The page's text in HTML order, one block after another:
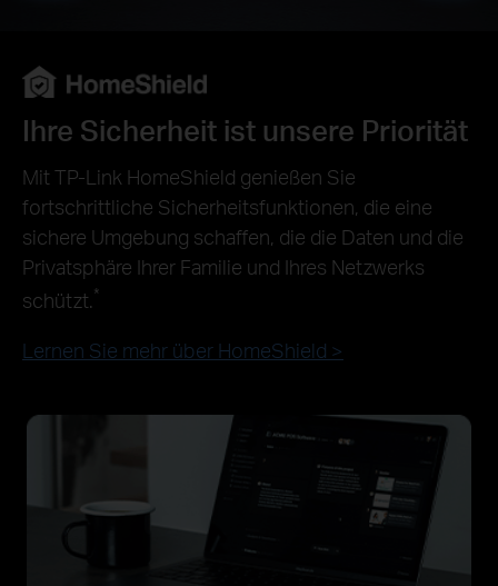
Ihre Sicherheit ist unsere Priorität
Mit TP-Link HomeShield genießen Sie
fortschrittliche Sicherheitsfunktionen, die eine
sichere Umgebung schaffen, die die Daten und die
Privatsphäre Ihrer Familie und Ihres Netzwerks
schützt.*
Lernen Sie mehr über HomeShield >